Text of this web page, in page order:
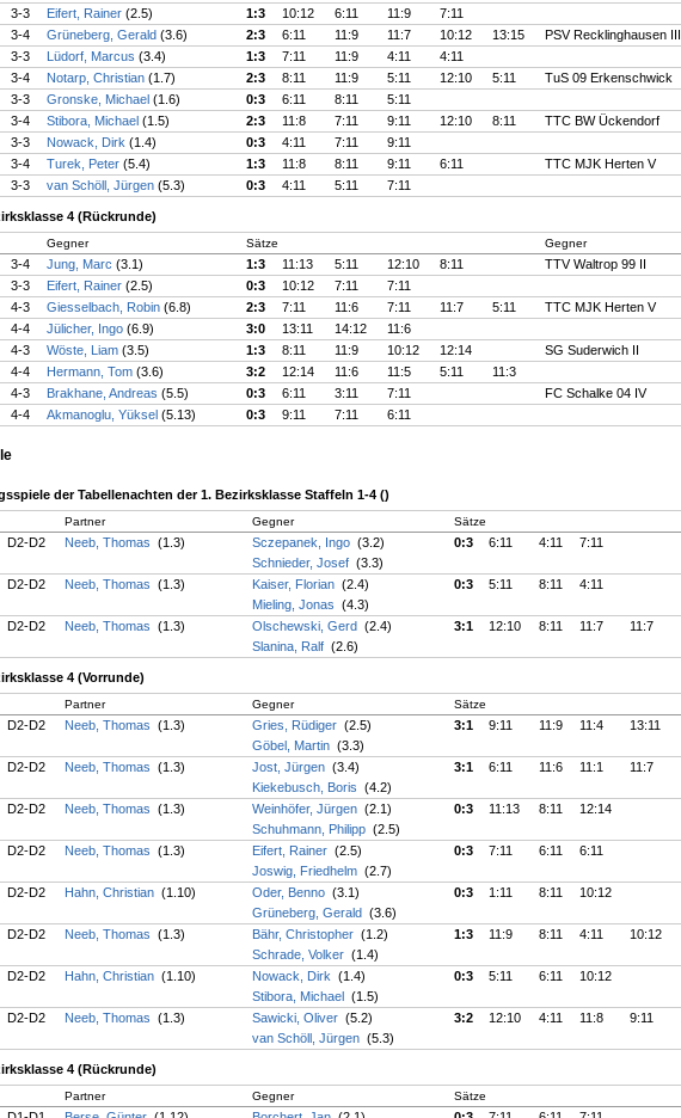
3-3
Eifert, Rainer (2.5) 1:3 10:12 6:11 11:9
7:11
3-4 Grüneberg, Gerald (3.6) 2:3 6:11 11:9 11:7 10:12 13:15 PSV Recklinghausen III
3-3
Lüdorf, Marcus (3.4) 1:3 7:11 11:9 4:11
4:11
3-4 Notarp, Christian (1.7) 2:3 8:11 11:9 5:11 12:10 5:11 TuS 09 Erkenschwick
3-3
Gronske, Michael (1.6) 0:3 6:11 8:11
5:11
3-4 Stibora, Michael (1.5) 2:3 11:8 7:11 9:11 12:10 8:11 TTC BW Ückendorf
3-3
Nowack, Dirk (1.4) 0:3 4:11 7:11
9:11
3-4 Turek, Peter (5.4) 1:3 11:8 8:11 9:11 6:11 TTC MJK Herten V
3-3
van Schöll, Jürgen (5.3) 0:3 4:11 5:11 7:11
4 (Rückrunde)
Gegner Sätze Gegner
3-4 Jung, Marc (3.1) 1:3 11:13 5:11 12:10 8:11 TTV Waltrop 99 II
3-3
Eifert, Rainer (2.5) 0:3 10:12 7:11
7:11
4-3 Giesselbach, Robin (6.8) 2:3 7:11 11:6 7:11 11:7 5:11 TTC MJK Herten V
4-4
Jülicher, Ingo (6.9) 3:0 13:11 14:12
11:6
4-3 Wöste, Liam (3.5) 1:3 8:11 11:9 10:12 12:14 SG Suderwich II
4-4
Hermann, Tom (3.6) 3:2 12:14 11:6 11:5 5:11
11:3
4-3 Brakhane, Andreas (5.5) 0:3 6:11 3:11 7:11 FC Schalke 04 IV
4-4
Akmanoglu, Yüksel (5.13) 0:3 9:11 7:11 6:11
der Tabellenachten der 1. Bezirksklasse Staffeln 1-4 ()
Partner Gegner Sätze
D2-D2 Neeb, Thomas (1.3) Sczepanek, Ingo (3.2)
Schnieder, Josef (3.3)
0:3 6:11 4:11 7:11
D2-D2 Neeb, Thomas (1.3) Kaiser, Florian (2.4)
Mieling, Jonas (4.3)
0:3 5:11 8:11 4:11
D2-D2 Neeb, Thomas (1.3) Olschewski, Gerd (2.4)
Slanina, Ralf (2.6)
3:1 12:10 8:11 11:7 11:7
4 (Vorrunde)
Partner Gegner Sätze
D2-D2 Neeb, Thomas (1.3) Gries, Rüdiger (2.5)
Göbel, Martin (3.3)
3:1 9:11 11:9 11:4 13:11
D2-D2 Neeb, Thomas (1.3) Jost, Jürgen (3.4)
Kiekebusch, Boris (4.2)
3:1 6:11 11:6 11:1 11:7
D2-D2 Neeb, Thomas (1.3) Weinhöfer, Jürgen (2.1)
Schuhmann, Philipp (2.5)
0:3 11:13 8:11 12:14
D2-D2 Neeb, Thomas (1.3) Eifert, Rainer (2.5)
Joswig, Friedhelm (2.7)
0:3 7:11 6:11 6:11
D2-D2 Hahn, Christian (1.10) Oder, Benno (3.1)
Grüneberg, Gerald (3.6)
0:3 1:11 8:11 10:12
D2-D2 Neeb, Thomas (1.3) Bähr, Christopher (1.2)
Schrade, Volker (1.4)
1:3 11:9 8:11 4:11 10:12
D2-D2 Hahn, Christian (1.10) Nowack, Dirk (1.4)
Stibora, Michael (1.5)
0:3 5:11 6:11 10:12
D2-D2 Neeb, Thomas (1.3) Sawicki, Oliver (5.2)
van Schöll, Jürgen (5.3)
3:2 12:10 4:11 11:8 9:11
4 (Rückrunde)
Partner Gegner Sätze